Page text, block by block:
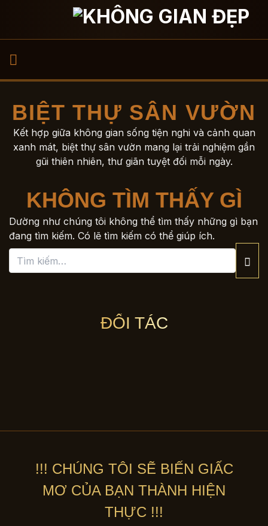
BIỆT THỰ SÂN VƯỜN
Kết hợp giữa không gian sống tiện nghi và cảnh quan
xanh mát, biệt thự sân vườn mang lại trải nghiệm gần
gũi thiên nhiên, thư giãn tuyệt đối mỗi ngày.
KHÔNG TÌM THẤY GÌ
Dường như chúng tôi không thể tìm thấy những gì bạn
đang tìm kiếm. Có lẽ tìm kiếm có thể giúp ích.
ĐỐI TÁC
!!! CHÚNG TÔI SẼ BIẾN GIẤC
MƠ CỦA BẠN THÀNH HIỆN
THỰC !!!